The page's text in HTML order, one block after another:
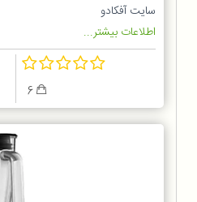
سایت آفکادو
اطلاعات بیشتر...